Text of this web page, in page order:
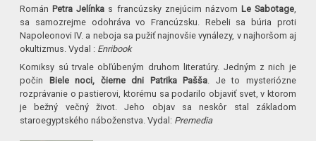
Román Petra Jelínka s francúzsky znejúcim názvom Le Sabotage,
sa samozrejme odohráva vo Francúzsku. Rebeli sa búria proti
Napoleonovi IV. a neboja sa pužiť najnovšie vynálezy, v najhoršom aj
okultizmus. Vydal : Enribook
Komiksy sú trvale obľúbeným druhom literatúry. Jedným z nich je
počin Biele noci, čierne dni Patrika Pašša . Je to mysteriózne
rozprávanie o pastierovi, ktorému sa podarilo objaviť svet, v ktorom
je bežný večný život. Jeho objav sa neskôr stal základom
staroegyptského náboženstva. Vydal: Premedia